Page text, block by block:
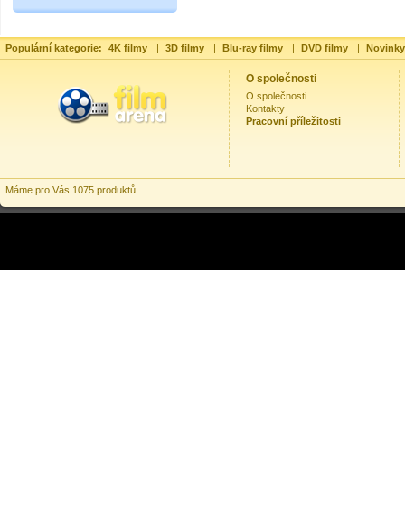
Populární kategorie: 4K filmy | 3D filmy | Blu-ray filmy | DVD filmy |
O společnosti
O společnosti
Kontakty
Pracovní příležitosti
Máme pro Vás 1075 produktů.